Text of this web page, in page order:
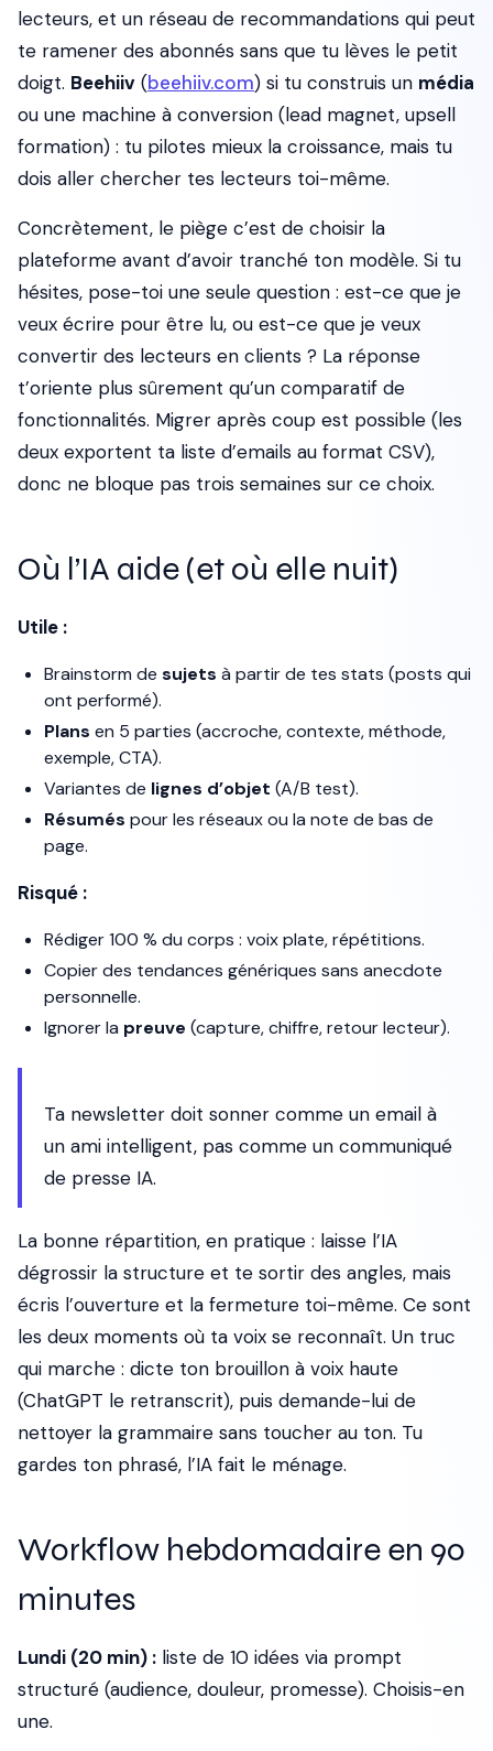
lecteurs, et un réseau de recommandations qui peut
te ramener des abonnés sans que tu lèves le petit
doigt. Beehiiv (beehiiv.com) si tu construis un média
ou une machine à conversion (lead magnet, upsell
formation) : tu pilotes mieux la croissance, mais tu
dois aller chercher tes lecteurs toi-même.
Concrètement, le piège c’est de choisir la
plateforme avant d’avoir tranché ton modèle. Si tu
hésites, pose-toi une seule question : est-ce que je
veux écrire pour être lu, ou est-ce que je veux
convertir des lecteurs en clients ? La réponse
t’oriente plus sûrement qu’un comparatif de
fonctionnalités. Migrer après coup est possible (les
deux exportent ta liste d’emails au format CSV),
donc ne bloque pas trois semaines sur ce choix.
Où l’IA aide (et où elle nuit)
Utile :
Brainstorm de sujets à partir de tes stats (posts qui
ont performé).
Plans en 5 parties (accroche, contexte, méthode,
exemple, CTA).
Variantes de lignes d’objet (A/B test).
Résumés pour les réseaux ou la note de bas de
page.
Risqué :
Rédiger 100 % du corps : voix plate, répétitions.
Copier des tendances génériques sans anecdote
personnelle.
Ignorer la preuve (capture, chiffre, retour lecteur).
Ta newsletter doit sonner comme un email à
un ami intelligent, pas comme un communiqué
de presse IA.
La bonne répartition, en pratique : laisse l’IA
dégrossir la structure et te sortir des angles, mais
écris l’ouverture et la fermeture toi-même. Ce sont
les deux moments où ta voix se reconnaît. Un truc
qui marche : dicte ton brouillon à voix haute
(ChatGPT le retranscrit), puis demande-lui de
nettoyer la grammaire sans toucher au ton. Tu
gardes ton phrasé, l’IA fait le ménage.
Workflow hebdomadaire en 90
minutes
Lundi (20 min) : liste de 10 idées via prompt
structuré (audience, douleur, promesse). Choisis-en
une.